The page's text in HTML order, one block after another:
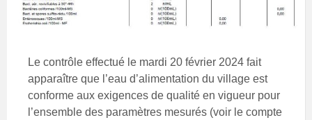
Le contrôle effectué le mardi 20 février 2024 fait
apparaître que l’eau d’alimentation du village est
conforme aux exigences de qualité en vigueur pour
l’ensemble des paramètres mesurés (voir le compte